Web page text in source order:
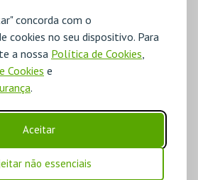
concorda com o
cookies no seu dispositivo. Para
a nossa Política de Cookies
Cookies e
.
Aceitar
não essenciais